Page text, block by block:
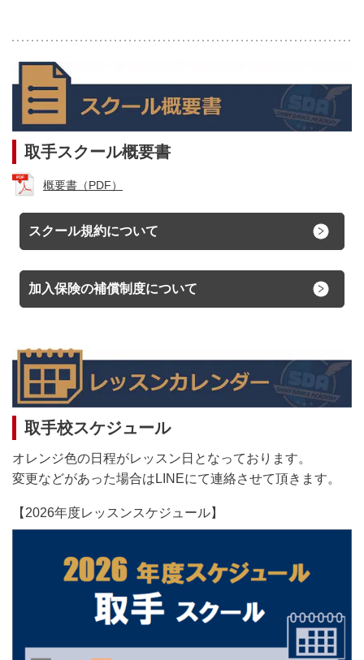
取手スクール概要書
概要書（PDF）
スクール規約について
加入保険の補償制度について
取手校スケジュール
オレンジ色の日程がレッスン日となっております。
変更などがあった場合はLINEにて連絡させて頂きます。
【2026年度レッスンスケジュール】